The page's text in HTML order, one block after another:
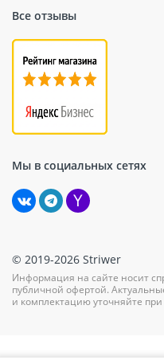
Все отзывы
Мы в социальных сетях
© 2019-2026 Striwer
Информация на сайте носит
публичной офертой.
и комплектацию уточняйте